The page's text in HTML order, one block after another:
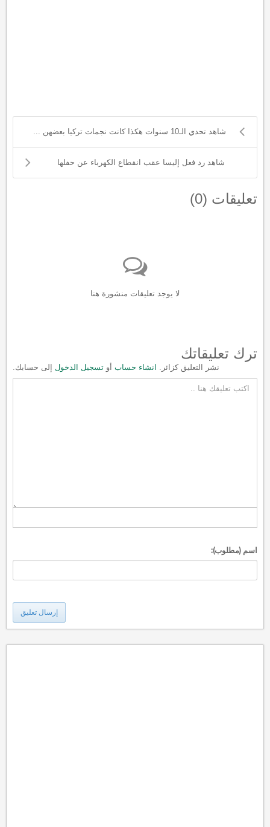
شاهد تحدي الـ10 سنوات هكذا كانت نجمات تركيا بعضهن ...
شاهد رد فعل إليسا عقب انقطاع الكهرباء عن حفلها
تعليقات (0
)
لا يوجد تعليقات منشورة هنا
ترك تعليقاتك
نشر التعليق كزائر. انشاء حساب أو تسجيل الدخول إلى حسابك.
اسم (مطلوب):
إرسال تعليق